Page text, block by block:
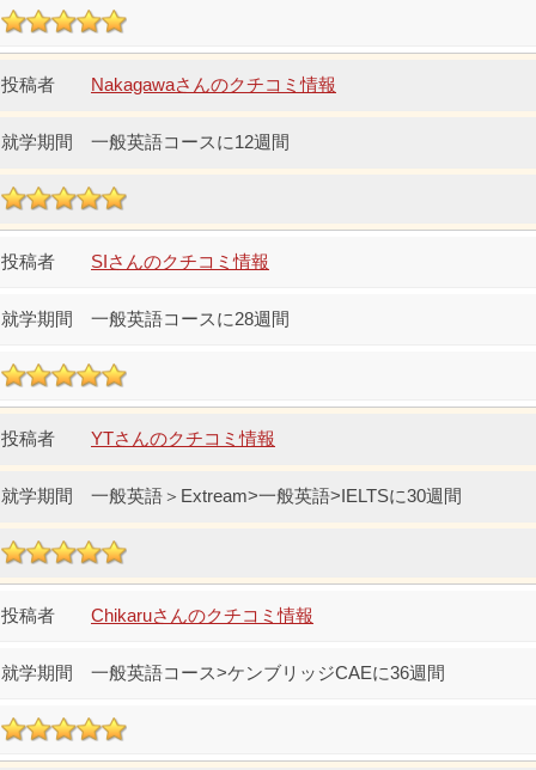
Nakagawaさんのクチコミ情報
一般英語コースに12週間
SIさんのクチコミ情報
一般英語コースに28週間
YTさんのクチコミ情報
一般英語＞Extream>一般英語>IELTSに30週間
Chikaruさんのクチコミ情報
一般英語コース>ケンブリッジCAEに36週間